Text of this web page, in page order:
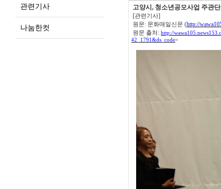
관련기사
나눔한컷
고양시, 청소년공모사업 주관
[관련기사]
원문: 문화매일신문 (http://
원문 출처 : http://
42_1791&ds_code=